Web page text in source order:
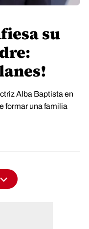
su
Alba Baptista en
formar una familia